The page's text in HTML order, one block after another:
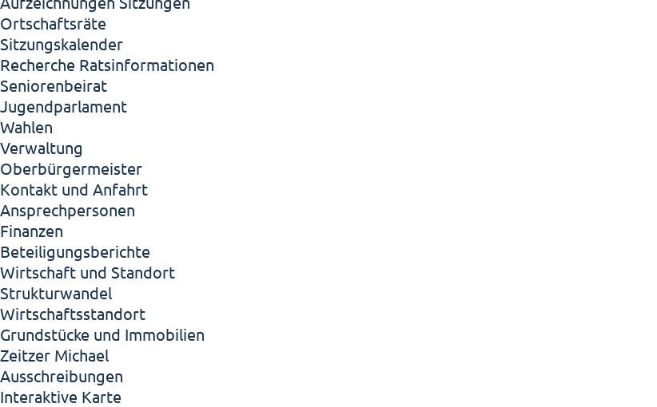
Ortschaftsräte
Sitzungskalender
Recherche Ratsinformationen
Seniorenbeirat
Jugendparlament
Wahlen
Verwaltung
Oberbürgermeister
Kontakt und Anfahrt
Ansprechpersonen
Finanzen
Beteiligungsberichte
Wirtschaft und Standort
Strukturwandel
Wirtschaftsstandort
Grundstücke und Immobilien
Zeitzer Michael
Ausschreibungen
Interaktive Karte